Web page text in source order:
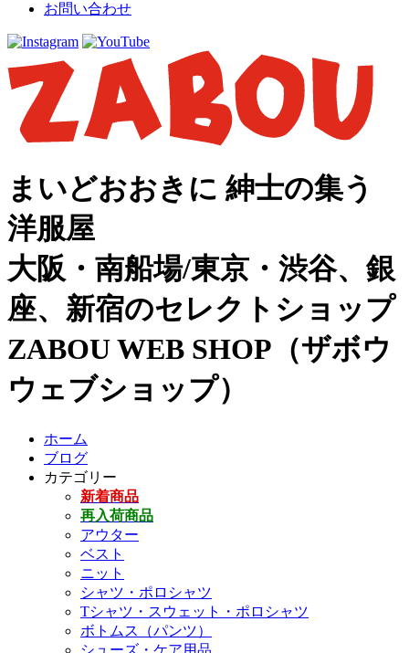
お問い合わせ
まいどおおきに 紳士の集う
洋服屋
大阪・南船場/東京・渋谷、銀
座、新宿のセレクトショップ
ZABOU WEB SHOP（ザボウ
ウェブショップ）
ホーム
ブログ
カテゴリー
新着商品
再入荷商品
アウター
ベスト
ニット
シャツ・ポロシャツ
Tシャツ・スウェット・ポロシャツ
ボトムス（パンツ）
シューズ・ケア用品